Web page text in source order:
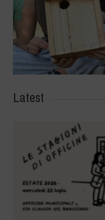
Latest